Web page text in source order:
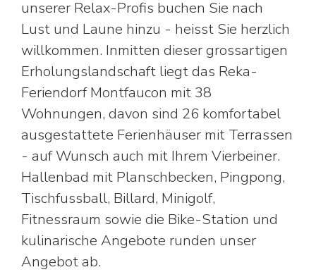
unserer Relax-Profis buchen Sie nach
Lust und Laune hinzu - heisst Sie herzlich
willkommen. Inmitten dieser grossartigen
Erholungslandschaft liegt das Reka-
Feriendorf Montfaucon mit 38
Wohnungen, davon sind 26 komfortabel
ausgestattete Ferienhäuser mit Terrassen
- auf Wunsch auch mit Ihrem Vierbeiner.
Hallenbad mit Planschbecken, Pingpong,
Tischfussball, Billard, Minigolf,
Fitnessraum sowie die Bike-Station und
kulinarische Angebote runden unser
Angebot ab.